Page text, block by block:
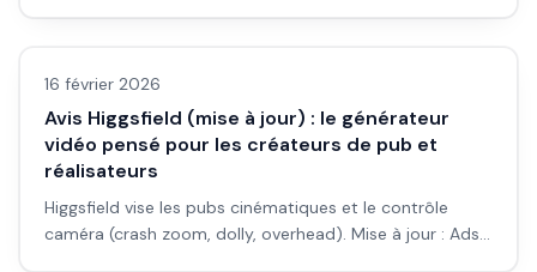
Avis outils/services
16 février 2026
Avis Higgsfield (mise à jour) : le générateur
vidéo pensé pour les créateurs de pub et
réalisateurs
Higgsfield vise les pubs cinématiques et le contrôle
caméra (crash zoom, dolly, overhead). Mise à jour : Ads